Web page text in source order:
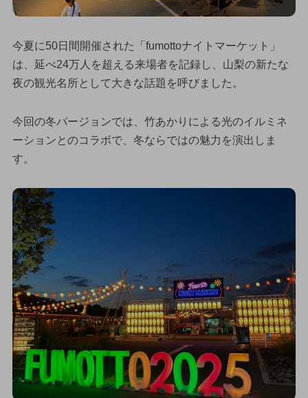
今夏に50日間開催された「fumottoナイトマーケット」
は、延べ24万人を超える来場者を記録し、山梨の新たな
夜の観光名所として大きな話題を呼びました。
今回の冬バージョンでは、竹あかりによる光のイルミネ
ーションとのコラボで、冬ならではの魅力を演出しま
す。